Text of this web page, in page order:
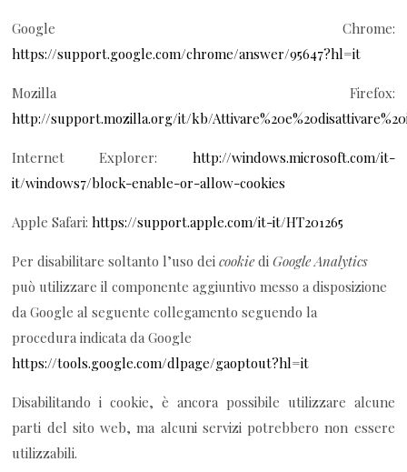
Google Chrome:
https://support.google.com/chrome/answer/95647?hl=it
Mozilla Firefox:
http://support.mozilla.org/it/kb/
Internet Explorer: http://windows.microsoft.com/it-
it/windows7/block-enable-or-allow-cookies
Apple Safari:https://support.apple.com/it-it/HT201265
Per disabilitare soltanto l’uso deicookiediGoogle Analytics
può utilizzare il componente aggiuntivo messo a disposizione
da Google al seguente collegamento seguendo la
procedura indicata da Google
https://tools.google.com/dlpage/gaoptout?hl=it
Disabilitando i cookie, è ancora possibile utilizzare alcune
parti del sito web, ma alcuni servizi potrebbero non essere
utilizzabili.